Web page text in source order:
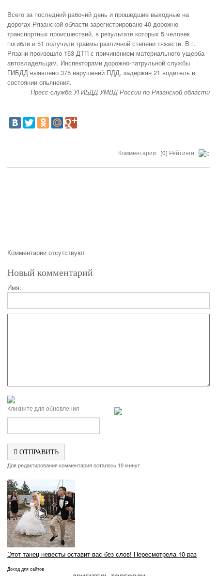
Всего за последний рабочий день и прошедшие выходные на
дорогах Рязанской области зарегистрировано 40 дорожно-
транспортных происшествий, в результате которых 5 человек
погибли и 51 получили травмы различной степени тяжести. В г.
Рязани произошло 153 ДТП с причинением материального ущерба
автовладельцам. Инспекторами дорожно-патрульной службы
ГИБДД выявлено 375 нарушений ПДД, задержан 21 водитель в
состоянии опьянения.
Пресс-служба УГИБДД УМВД России по Рязанской области
Комментарии: (0) Рейтинги:
Комментарии отсутствуют
Новый комментарий
Имя:
Кликните для обновления
ОТПРАВИТЬ
Для редактирования комментария осталось 10 минут
Этот танец невесты оставит вас без слов! Пересмотрела 10 раз
Доход для сайтов